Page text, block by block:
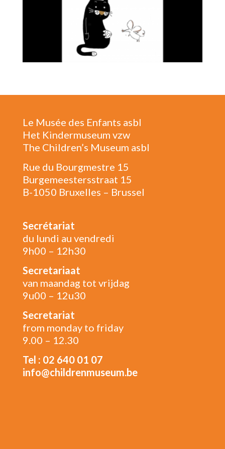
Le Musée des Enfants asbl
Het Kindermuseum vzw
The Children’s Museum asbl
Rue du Bourgmestre 15
Burgemeestersstraat 15
B-1050 Bruxelles – Brussel
Secrétariat
du lundi au vendredi
9h00 – 12h30
Secretariaat
van maandag tot vrijdag
9u00 – 12u30
Secretariat
from monday to friday
9.00 – 12.30
Tel : 02 640 01 07
info@childrenmuseum.be